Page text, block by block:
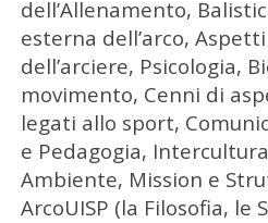
dell’Allenamento,
esterna dell’arco,
dell’arciere, Psicologia,
movimento, Cenni di
legati allo sport,
e Pedagogia,
Ambiente, Mission e
ArcoUISP (la Filosofia, le